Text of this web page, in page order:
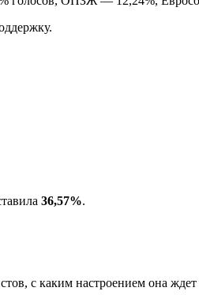
36,57%.
с каким настроением она ждет